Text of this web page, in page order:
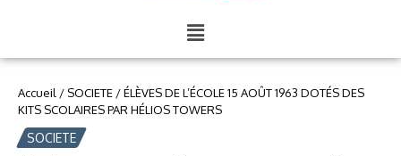
Accueil / SOCIETE /ÉLÈVES DE L’ÉCOLE 15 AOÛT 1963 DOTÉS DES
KITS SCOLAIRES PAR HÉLIOS TOWERS
SOCIETE